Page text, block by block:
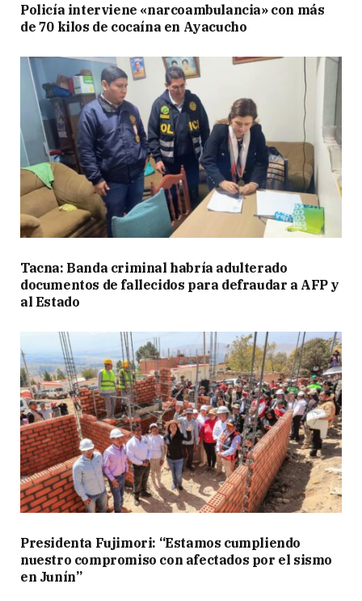
Policía interviene «narcoambulancia» con más
de 70 kilos de cocaína en Ayacucho
Tacna: Banda criminal habría adulterado
documentos de fallecidos para defraudar a AFP y
al Estado
Presidenta Fujimori: “Estamos cumpliendo
nuestro compromiso con afectados por el sismo
en Junín”